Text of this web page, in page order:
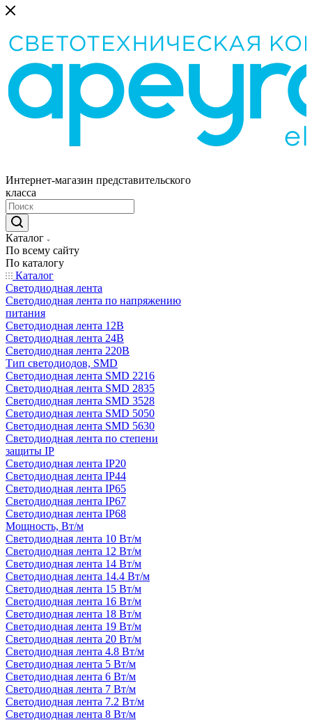
Интернет-магазин представительского
класса
Каталог
По всему сайту
По каталогу
Каталог
Светодиодная лента
Светодиодная лента по напряжению
питания
Светодиодная лента 12В
Светодиодная лента 24В
Светодиодная лента 220В
Тип светодиодов, SMD
Cветодиодная лента SMD 2216
Светодиодная лента SMD 2835
Светодиодная лента SMD 3528
Светодиодная лента SMD 5050
Светодиодная лента SMD 5630
Светодиодная лента по степени
защиты IP
Светодиодная лента IP20
Светодиодная лента IP44
Светодиодная лента IP65
Светодиодная лента IP67
Светодиодная лента IP68
Мощность, Вт/м
Светодиодная лента 10 Вт/м
Светодиодная лента 12 Вт/м
Светодиодная лента 14 Вт/м
Светодиодная лента 14.4 Вт/м
Светодиодная лента 15 Вт/м
Светодиодная лента 16 Вт/м
Светодиодная лента 18 Вт/м
Светодиодная лента 19 Вт/м
Светодиодная лента 20 Вт/м
Светодиодная лента 4.8 Вт/м
Светодиодная лента 5 Вт/м
Светодиодная лента 6 Вт/м
Светодиодная лента 7 Вт/м
Светодиодная лента 7.2 Вт/м
Светодиодная лента 8 Вт/м